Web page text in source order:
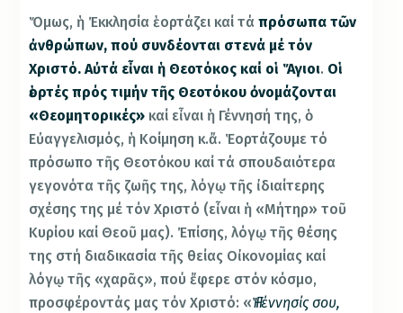
Ὅμως, ἡ Ἐκκλησία ἑορτάζει καί τάπρόσωπα τῶν
ἀνθρώπων, πού συνδέονται στενά μέ τόν
Χριστό. Αὐτά εἶναι ἡ Θεοτόκος καί οἱ Ἅγιοι. Οἱ
ἑορτές πρός τιμήν τῆς Θεοτόκου ὀνομάζονται
«Θεομητορικές» καί εἶναι ἡ Γέννησή της, ὁ
Εὐαγγελισμός, ἡ Κοίμηση κ.ἄ. Ἑορτάζουμε τό
πρόσωπο τῆς Θεοτόκου καί τά σπουδαιότερα
γεγονότα τῆς ζωῆς της, λόγῳ τῆς ἰδιαίτερης
σχέσης της μέ τόν Χριστό (εἶναι ἡ «Μήτηρ» τοῦ
Κυρίου καί Θεοῦ μας). Ἐπίσης, λόγῳ τῆς θέσης
της στή διαδικασία τῆς θείας Οἰκονομίας καί
λόγῳ τῆς «χαρᾶς», πού ἔφερε στόν κόσμο,
προσφέροντάς μας τόν Χριστό: «Ἡ Γέννησίς σου,